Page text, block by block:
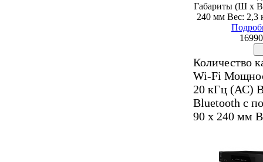
Габариты (Ш х В
240 мм Вес: 2,3
Количество
Wi-Fi
20 кГц (АС)
Bluetooth с
90 х 240 мм